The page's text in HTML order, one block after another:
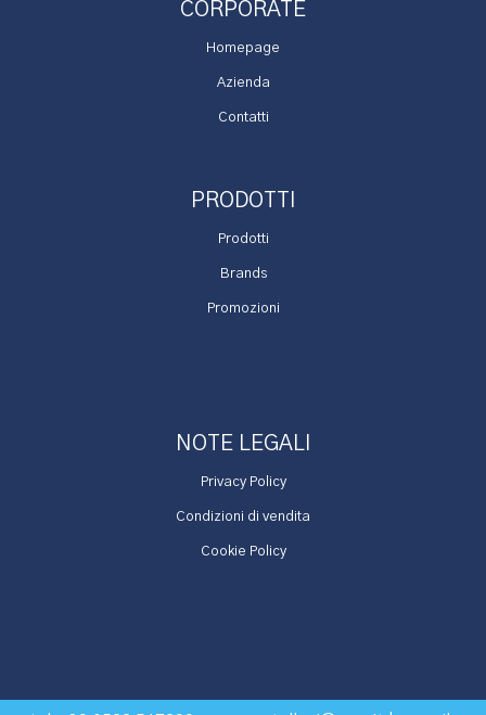
CORPORATE
Homepage
Azienda
Contatti
PRODOTTI
Prodotti
Brands
Promozioni
NOTE LEGALI
Privacy Policy
Condizioni di vendita
Cookie Policy